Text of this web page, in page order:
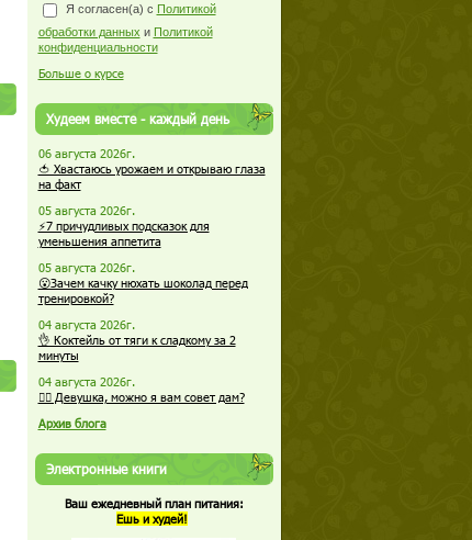
Я согласен(а) с Политикой
обработки данных и Политикой
конфиденциальности
Больше о курсе
Худеем вместе - каждый день
06 августа 2026г.
🍅 Хвастаюсь урожаем и открываю глаза
на факт
05 августа 2026г.
⚡7 причудливых подсказок для
уменьшения аппетита
05 августа 2026г.
😮Зачем качку нюхать шоколад перед
тренировкой?
04 августа 2026г.
👌 Коктейль от тяги к сладкому за 2
минуты
04 августа 2026г.
🏋️‍♀️ Девушка, можно я вам совет дам?
Архив блога
Электронные книги
Ваш ежедневный план питания:
Ешь и худей!